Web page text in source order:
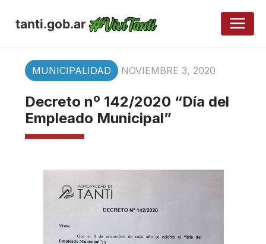
tanti.gob.ar
MUNICIPALIDAD NOVIEMBRE 3, 2020
Decreto nº 142/2020 “Día del
Empleado Municipal”